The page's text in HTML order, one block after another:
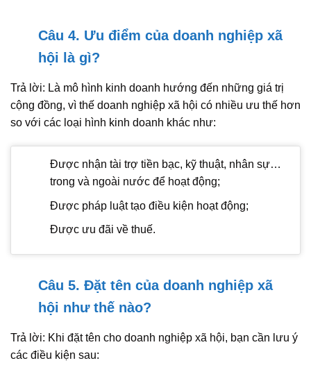
Câu 4. Ưu điểm của doanh nghiệp xã
hội là gì?
Trả lời: Là mô hình kinh doanh hướng đến những giá trị
cộng đồng, vì thế doanh nghiệp xã hội có nhiều ưu thế hơn
so với các loại hình kinh doanh khác như:
Được nhận tài trợ tiền bạc, kỹ thuật, nhân sự…
trong và ngoài nước để hoạt động;
Được pháp luật tạo điều kiện hoạt động;
Được ưu đãi về thuế.
Câu 5. Đặt tên của doanh nghiệp xã
hội như thế nào?
Trả lời: Khi đặt tên cho doanh nghiệp xã hội, bạn cần lưu ý
các điều kiện sau: